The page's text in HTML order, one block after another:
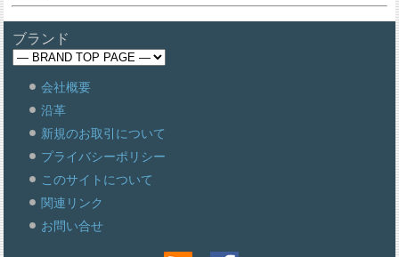
ブランド
会社概要
沿革
新規のお取引について
プライバシーポリシー
このサイトについて
関連リンク
お問い合せ